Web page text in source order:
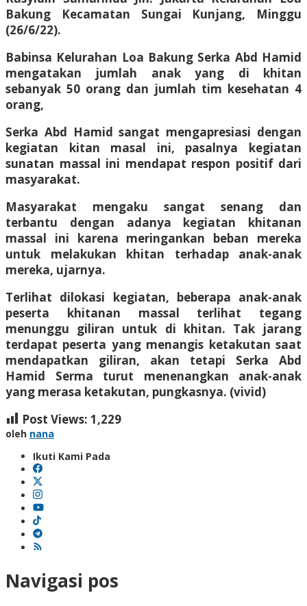
Bakung Kecamatan Sungai Kunjang, Minggu
(26/6/22).
Babinsa Kelurahan Loa Bakung Serka Abd Hamid
mengatakan jumlah anak yang di khitan
sebanyak 50 orang dan jumlah tim kesehatan 4
orang,
Serka Abd Hamid sangat mengapresiasi dengan
kegiatan kitan masal ini, pasalnya kegiatan
sunatan massal ini mendapat respon positif dari
masyarakat.
Masyarakat mengaku sangat senang dan
terbantu dengan adanya kegiatan khitanan
massal ini karena meringankan beban mereka
untuk melakukan khitan terhadap anak-anak
mereka, ujarnya.
Terlihat dilokasi kegiatan, beberapa anak-anak
peserta khitanan massal terlihat tegang
menunggu giliran untuk di khitan. Tak jarang
terdapat peserta yang menangis ketakutan saat
mendapatkan giliran, akan tetapi Serka Abd
Hamid Serma turut menenangkan anak-anak
yang merasa ketakutan, pungkasnya. (vivid)
Post Views: 1,229
oleh nana
Ikuti Kami Pada
Navigasi pos